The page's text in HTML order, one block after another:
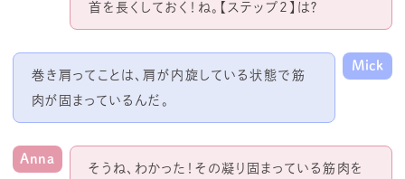
首を長くしておく！ね。【ステップ 2 】は？
巻き肩ってことは、肩が内旋している状態で筋
肉が固まっているんだ。
Mick
Anna
そうね、わかった！その凝り固まっている筋肉を